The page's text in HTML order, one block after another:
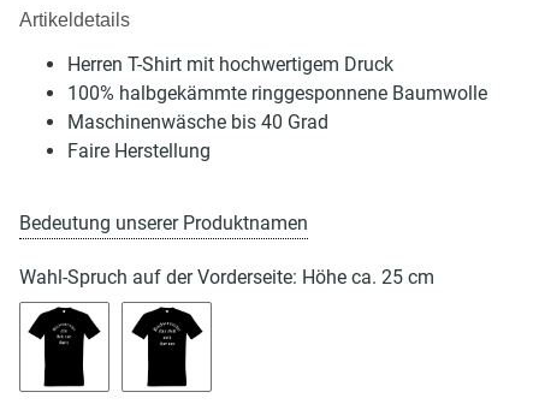
Artikeldetails
Herren T-Shirt mit hochwertigem Druck
100% halbgekämmte ringgesponnene Baumwolle
Maschinenwäsche bis 40 Grad
Faire Herstellung
Bedeutung unserer Produktnamen
Wahl-Spruch auf der Vorderseite: Höhe ca. 25 cm